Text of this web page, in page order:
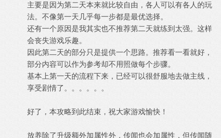
主要是因为第二天本来就比较自由，各人可以有各人的玩
法。不像第一天几乎每一步都是最优选择。
还有一个原因是我其实也不推荐第二天就练到太强。这样
会丧失游戏乐趣。
因此第二天的部分只是提供一个思路。推荐看一看就好，
部分内容可以作为参考却不用照做每个步骤。
基本上第一天的流程下来，已经可以很舒服地去做主线，
享受剧情了。。。。。。
好了，本攻略到此结束，祝大家游戏愉快！
放养除了升级额外加属性外，传闻也会加属性，但传闻随